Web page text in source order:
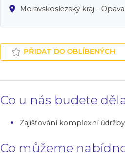
Moravskoslezský kraj - Opava
PŘIDAT DO OBLÍBENÝCH
Co u nás budete
Zajišťování komplexní
Co můžeme